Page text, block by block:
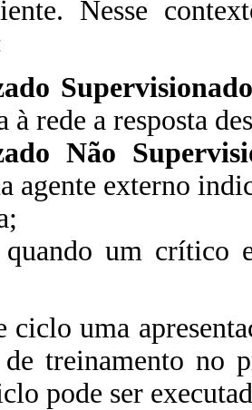
Nesse
à rede a resposta
Não
agente externo
um crítico
ciclo uma
treinamento no
pode ser